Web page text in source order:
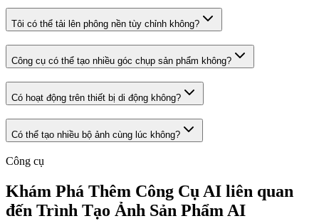
Tôi có thể tải lên phông nền tùy chỉnh không?
Công cụ có thể tạo nhiều góc chụp sản phẩm không?
Có hoạt động trên thiết bị di động không?
Có thể tạo nhiều bộ ảnh cùng lúc không?
Công cụ
Khám Phá Thêm Công Cụ AI liên quan
đến Trình Tạo Ảnh Sản Phẩm AI